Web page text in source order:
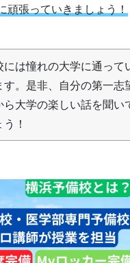
頑張っていきましょう！
には憧れの大学に通って
す。是非、自分の第一志
ら大学の楽しい話を聞い
！